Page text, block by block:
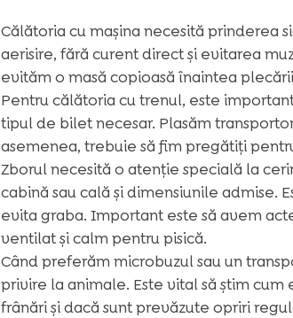
Călătoria cu mașina necesită prinderea
aerisire, fără curent direct și evitarea
evităm o masă copioasă înaintea
Pentru călătoria cu trenul, este
tipul de bilet necesar. Plasăm
asemenea, trebuie să fim pregătiți
Zborul necesită o atenție specială la
cabină sau cală și dimensiunile admise.
evita graba. Important este să avem
ventilat și calm pentru pisică.
Când preferăm microbuzul sau un
privire la animale. Este vital să știm
frânări și dacă sunt prevăzute opriri